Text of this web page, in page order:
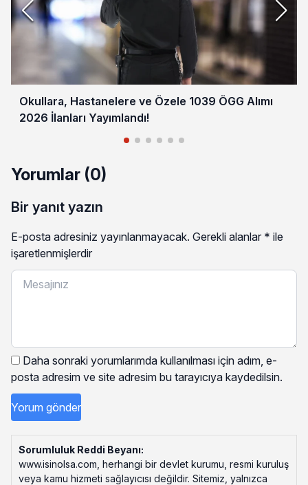
Okullara, Hastanelere ve Özele 1039 ÖGG Alımı
2026 İlanları Yayımlandı!
Yorumlar (0)
Bir yanıt yazın
E-posta adresiniz yayınlanmayacak. Gerekli alanlar * ile
işaretlenmişlerdir
Daha sonraki yorumlarımda kullanılması için adım, e-
posta adresim ve site adresim bu tarayıcıya kaydedilsin.
Sorumluluk Reddi Beyanı:
www.isinolsa.com, herhangi bir devlet kurumu, resmi kuruluş
veya kamu hizmeti sağlayıcısı değildir. Sitemiz, yalnızca